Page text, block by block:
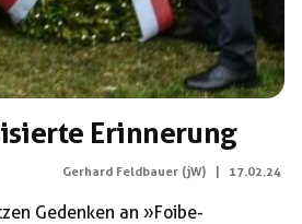
Erinnerung
Gerhard Feldbauer (jW) 17.02.24
Gedenken an »Foibe-